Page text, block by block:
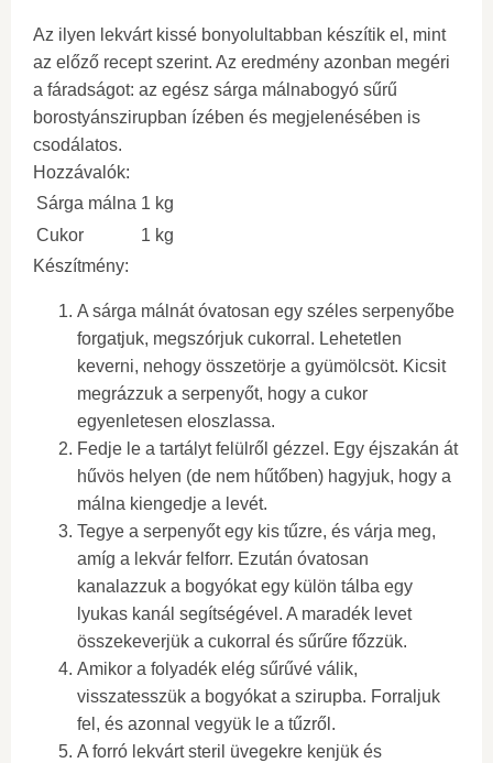
Az ilyen lekvárt kissé bonyolultabban készítik el, mint
az előző recept szerint. Az eredmény azonban megéri
a fáradságot: az egész sárga málnabogyó sűrű
borostyánszirupban ízében és megjelenésében is
csodálatos.
Hozzávalók:
Sárga málna 1 kg
Cukor
1 kg
Készítmény:
A sárga málnát óvatosan egy széles serpenyőbe
forgatjuk, megszórjuk cukorral. Lehetetlen
keverni, nehogy összetörje a gyümölcsöt. Kicsit
megrázzuk a serpenyőt, hogy a cukor
egyenletesen eloszlassa.
Fedje le a tartályt felülről gézzel. Egy éjszakán át
hűvös helyen (de nem hűtőben) hagyjuk, hogy a
málna kiengedje a levét.
Tegye a serpenyőt egy kis tűzre, és várja meg,
amíg a lekvár felforr. Ezután óvatosan
kanalazzuk a bogyókat egy külön tálba egy
lyukas kanál segítségével. A maradék levet
összekeverjük a cukorral és sűrűre főzzük.
Amikor a folyadék elég sűrűvé válik,
visszatesszük a bogyókat a szirupba. Forraljuk
fel, és azonnal vegyük le a tűzről.
A forró lekvárt steril üvegekre kenjük és